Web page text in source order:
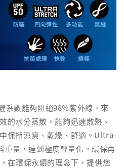
系數能夠阻絕98%紫外線。來
的水分蒸散，能夠迅速散熱、
保持涼爽、乾燥、舒適。Ultra-
量，達到極度輕量化。環保再
在環保永續的理念下，提供您